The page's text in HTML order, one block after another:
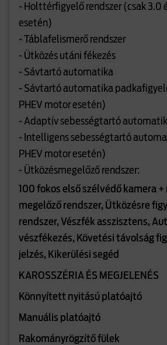
- Holttérfigyelő rendszer (csak 3.0
esetén)
- Táblafelismerő rendszer
- Ütközés utáni fékezés
- Sávtartó automatika
- Sávtartó automatika
PHEV motor esetén)
- Adaptív sebességtartó
- Intelligens sebességtartó
PHEV motor esetén)
- Ütközésmegelőző rendszer:
100 fokos első szélvédő kamera +
megelőző rendszer, Ütközésre
rendszer, Vészfék asszisztens,
vészfékezés, Követési távolság
jelzés, Kikerülési segéd
KAROSSZÉRIA ÉS MEGJELENÉS
Könnyített nyitású platóajtó
Manuális platóajtó
Rakományrögzítő fülek